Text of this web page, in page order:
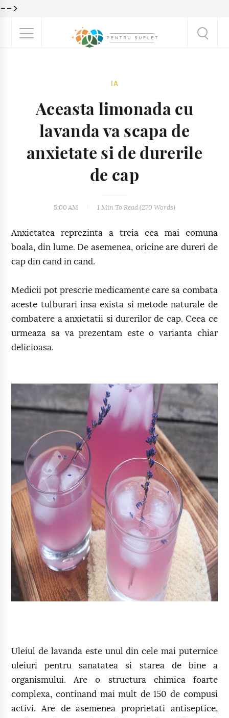
-->
IA
Aceasta limonada cu
lavanda va scapa de
anxietate si de durerile
de cap
5:00 AM 1 Min To Read (270 Words)
Anxietatea reprezinta a treia cea mai comuna
boala, din lume. De asemenea, oricine are dureri de
cap din cand in cand.
Medicii pot prescrie medicamente care sa combata
aceste tulburari insa exista si metode naturale de
combatere a anxietatii si durerilor de cap. Ceea ce
urmeaza sa va prezentam este o varianta chiar
delicioasa.
Uleiul de lavanda este unul din cele mai puternice
uleiuri pentru sanatatea si starea de bine a
organismului. Are o structura chimica foarte
complexa, continand mai mult de 150 de compusi
activi. Are de asemenea proprietati antiseptice,